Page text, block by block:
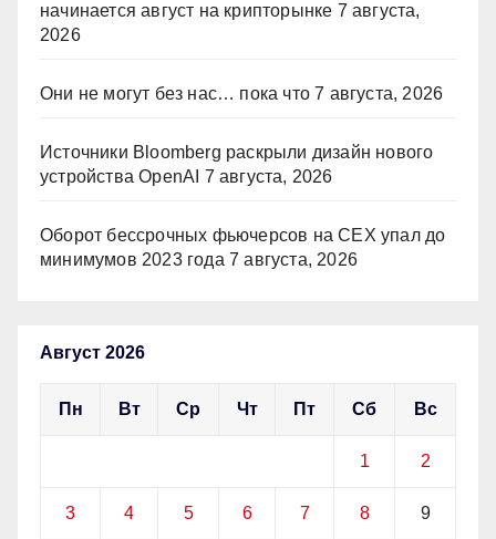
начинается август на крипторынке 7 августа,
2026
Они не могут без нас… пока что 7 августа, 2026
Источники Bloomberg раскрыли дизайн нового
устройства OpenAI 7 августа, 2026
Оборот бессрочных фьючерсов на CEX упал до
минимумов 2023 года 7 августа, 2026
Август 2026
Пн Вт Ср Чт Пт Сб Вс
1 2
3 4 5 6 7 8 9